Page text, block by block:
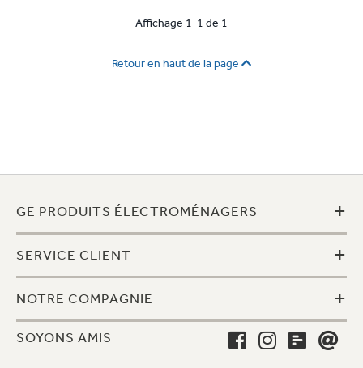
Affichage 1-1 de 1
Retour en haut de la page
GE PRODUITS ÉLECTROMÉNAGERS +
SERVICE CLIENT +
NOTRE COMPAGNIE +
SOYONS AMIS